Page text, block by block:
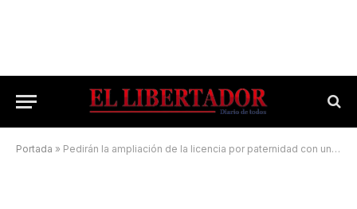
Portada » Pedirán la ampliación de la licencia por paternidad con un festival en el Congreso